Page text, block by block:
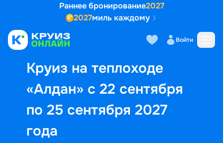
Раннее бронирование2027
2027миль каждому
Войти
Круиз на теплоходе
«Алдан» с 22 сентября
по 25 сентября 2027
года
Выбор кают Маршрут и